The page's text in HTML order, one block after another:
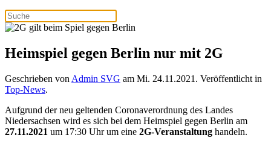
Heimspiel gegen Berlin nur mit 2G
Geschrieben von Admin SVG am Mi. 24.11.2021 . Veröffentlicht in
Top-News.
Aufgrund der neu geltenden Coronaverordnung des Landes
Niedersachsen wird es sich bei dem Heimspiel gegen Berlin am
27.11.2021 um 17:30 Uhr um eine 2G-Veranstaltung handeln.